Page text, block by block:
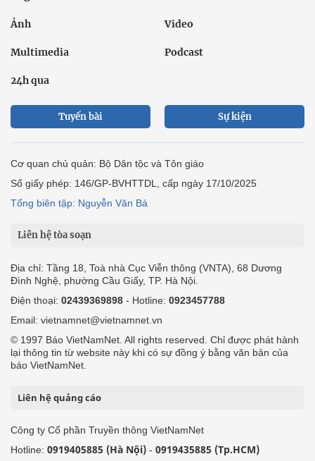
Ảnh Video
Multimedia Podcast
24h qua
Tuyến bài Sự kiện
Cơ quan chủ quản: Bộ Dân tộc và Tôn giáo
Số giấy phép: 146/GP-BVHTTDL, cấp ngày 17/10/2025
Tổng biên tập: Nguyễn Văn Bá
Liên hệ tòa soạn
Địa chỉ: Tầng 18, Toà nhà Cục Viễn thông (VNTA), 68 Dương
Đình Nghệ, phường Cầu Giấy, TP. Hà Nội.
Điện thoại: 02439369898 - Hotline: 0923457788
Email: vietnamnet@vietnamnet.vn
© 1997 Báo VietNamNet. All rights reserved. Chỉ được phát hành
lại thông tin từ website này khi có sự đồng ý bằng văn bản của
báo VietNamNet.
Liên hệ quảng cáo
Công ty Cổ phần Truyền thông VietNamNet
Hotline: 0919405885 (Hà Nội) - 0919435885 (Tp.HCM)